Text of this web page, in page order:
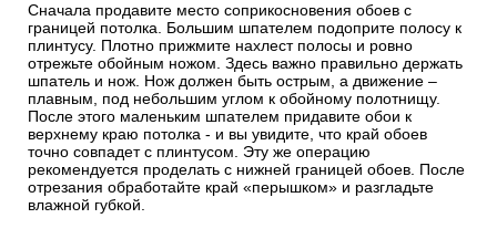
Сначала продавите место соприкосновения обоев с
границей потолка. Большим шпателем подоприте полосу к
плинтусу. Плотно прижмите нахлест полосы и ровно
отрежьте обойным ножом. Здесь важно правильно держать
шпатель и нож. Нож должен быть острым, а движение –
плавным, под небольшим углом к обойному полотнищу.
После этого маленьким шпателем придавите обои к
верхнему краю потолка - и вы увидите, что край обоев
точно совпадет с плинтусом. Эту же операцию
рекомендуется проделать с нижней границей обоев. После
отрезания обработайте край «перышком» и разгладьте
влажной губкой.